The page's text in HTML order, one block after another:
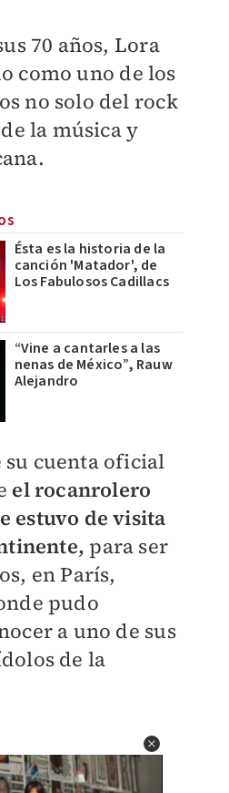
70 años, Lora
como uno de los
no solo del rock
la música y
Ésta es la historia de la
canción 'Matador', de
Los Fabulosos Cadillacs
“Vine a cantarles a las
nenas de México”, Rauw
Alejandro
su cuenta oficial
el rocanrolero
estuvo de visita
para ser
en París,
pudo
a uno de sus
de la